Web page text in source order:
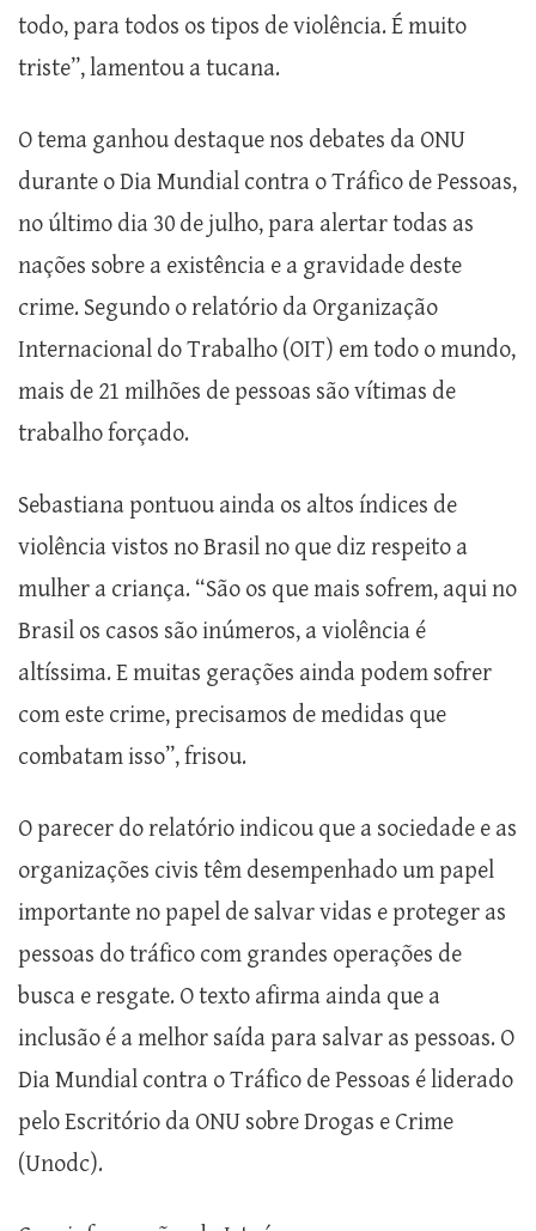
todo, para todos os tipos de violência. É muito
triste”, lamentou a tucana.
O tema ganhou destaque nos debates da ONU
durante o Dia Mundial contra o Tráfico de Pessoas,
no último dia 30 de julho, para alertar todas as
nações sobre a existência e a gravidade deste
crime. Segundo o relatório da Organização
Internacional do Trabalho (OIT) em todo o mundo,
mais de 21 milhões de pessoas são vítimas de
trabalho forçado.
Sebastiana pontuou ainda os altos índices de
violência vistos no Brasil no que diz respeito a
mulher a criança. “São os que mais sofrem, aqui no
Brasil os casos são inúmeros, a violência é
altíssima. E muitas gerações ainda podem sofrer
com este crime, precisamos de medidas que
combatam isso”, frisou.
O parecer do relatório indicou que a sociedade e as
organizações civis têm desempenhado um papel
importante no papel de salvar vidas e proteger as
pessoas do tráfico com grandes operações de
busca e resgate. O texto afirma ainda que a
inclusão é a melhor saída para salvar as pessoas. O
Dia Mundial contra o Tráfico de Pessoas é liderado
pelo Escritório da ONU sobre Drogas e Crime
(Unodc).